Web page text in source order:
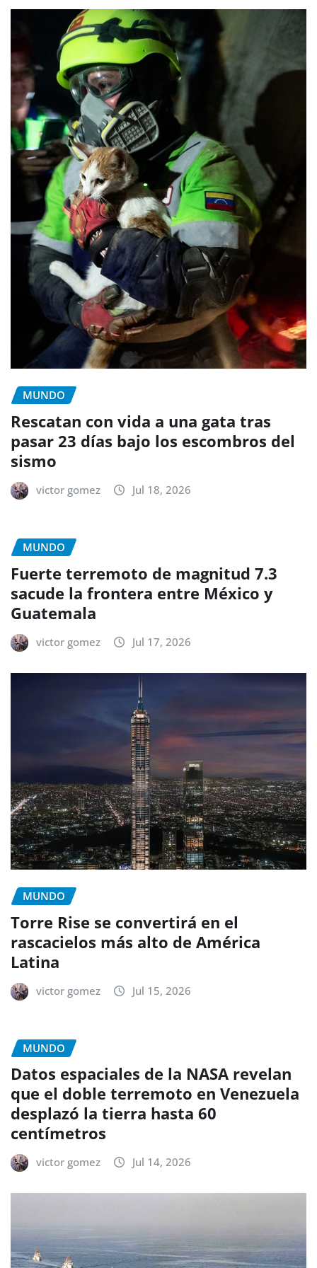
MUNDO
Rescatan con vida a una gata tras
pasar 23 días bajo los escombros del
sismo
victor gomez Jul 18, 2026
MUNDO
Fuerte terremoto de magnitud 7.3
sacude la frontera entre México y
Guatemala
victor gomez Jul 17, 2026
MUNDO
Torre Rise se convertirá en el
rascacielos más alto de América
Latina
victor gomez Jul 15, 2026
MUNDO
Datos espaciales de la NASA revelan
que el doble terremoto en Venezuela
desplazó la tierra hasta 60
centímetros
victor gomez Jul 14, 2026